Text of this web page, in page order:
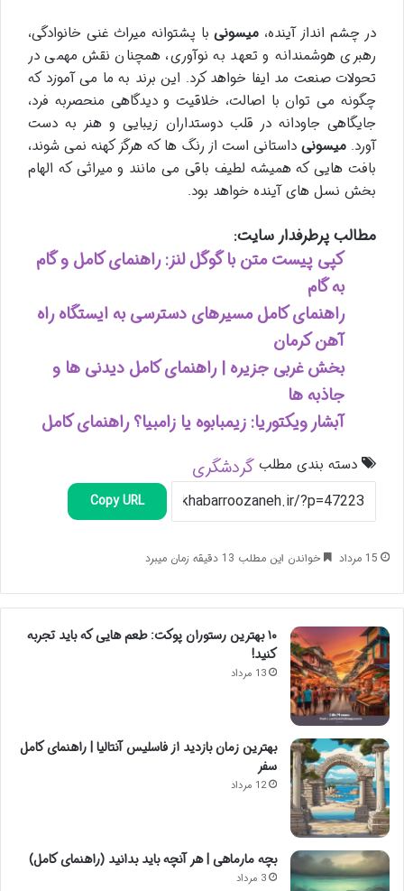
در چشم انداز آینده، میسونیبا پشتوانه میراث غنی خانوادگی،
رهبری هوشمندانه و تعهد به نوآوری، همچنان نقش مهمی در
تحولات صنعت مد ایفا خواهد کرد. این برند به ما می آموزد که
چگونه می توان با اصالت، خلاقیت و دیدگاهی منحصربه فرد،
جایگاهی جاودانه در قلب دوستداران زیبایی و هنر به دست
آورد.میسونی داستانی است از رنگ ها که هرگز کهنه نمی شوند،
بافت هایی که همیشه لطیف باقی می مانند و میراثی که الهام
بخش نسل های آینده خواهد بود.
مطالب پرطرفدار سایت:
کپی پیست متن با گوگل لنز: راهنمای کامل و گام
به گام
راهنمای کامل مسیرهای دسترسی به ایستگاه راه
آهن کرمان
بخش غربی جزیره | راهنمای کامل دیدنی ها و
جاذبه ها
آبشار ویکتوریا: زیمبابوه یا زامبیا؟ راهنمای کامل
دسته بندی مطلب گردشگری
Copy URL
15 مرداد خواندن این مطلب 13 دقیقه زمان میبرد
۱۰ بهترین رستوران پوکت: طعم هایی که باید تجربه
کنید!
13 مرداد
بهترین زمان بازدید از فاسلیس آنتالیا | راهنمای کامل
سفر
12 مرداد
بچه مارماهی | هر آنچه باید بدانید (راهنمای کامل)
3 مرداد